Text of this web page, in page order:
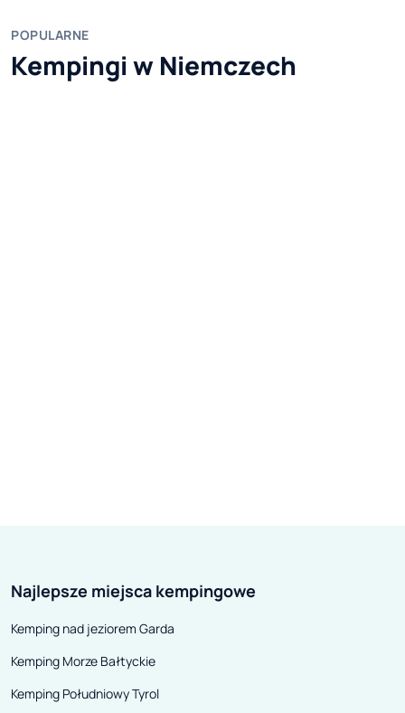
POPULARNE
Kempingi w Niemczech
Najlepsze miejsca kempingowe
Kemping nad jeziorem Garda
Kemping Morze Bałtyckie
Kemping Południowy Tyrol